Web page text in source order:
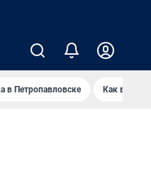
в Петропавловске Как